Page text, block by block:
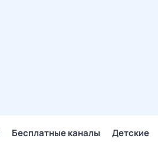
Бесплатные каналы Детские